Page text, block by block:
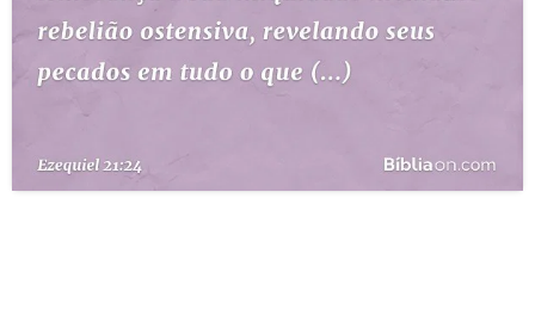
PERGUNTE À BÍBLIA IA
QUEM SOMOS